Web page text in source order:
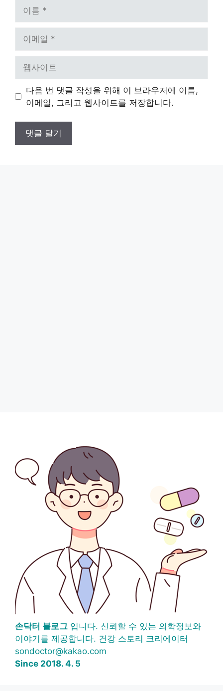
일
트
다음 번 댓글 작성을 위해 이 브라우저에 이름,
이메일, 그리고 웹사이트를 저장합니다.
손닥터 블로그 입니다. 신뢰할 수 있는 의학정보와
이야기를 제공합니다. 건강 스토리 크리에이터
sondoctor@kakao.com
Since 2018. 4. 5